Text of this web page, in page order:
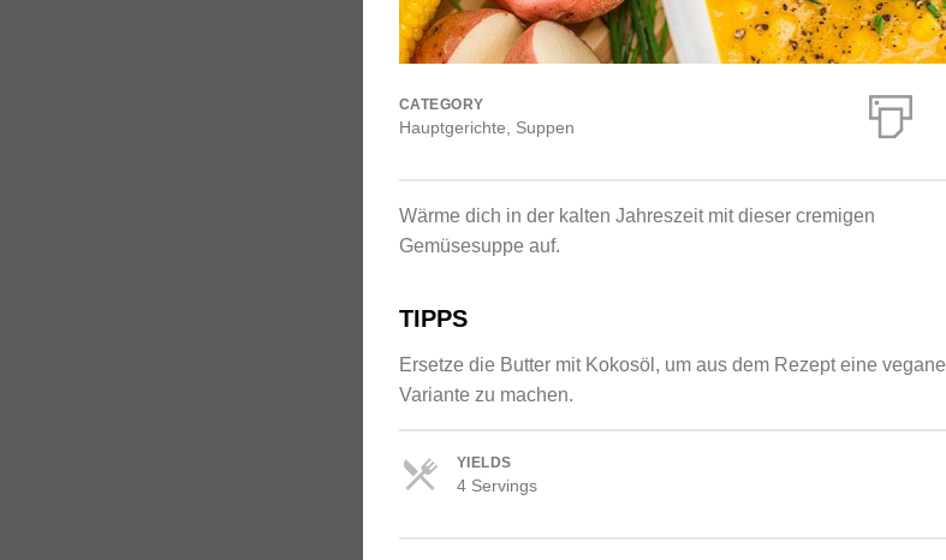
CATEGORY
Hauptgerichte, Suppen
Wärme dich in der kalten Jahreszeit mit dieser cremigen
Gemüsesuppe auf.
TIPPS
Ersetze die Butter mit Kokosöl, um aus dem Rezept eine vegane
Variante zu machen.
YIELDS
4 Servings